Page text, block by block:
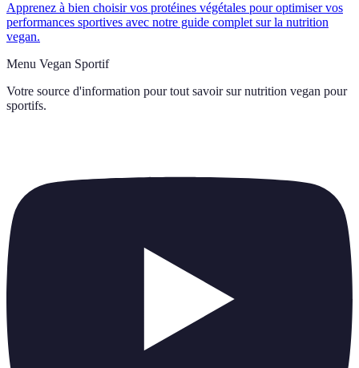
Apprenez à bien choisir vos protéines végétales pour optimiser vos
performances sportives avec notre guide complet sur la nutrition
vegan.
Menu Vegan Sportif
Votre source d'information pour tout savoir sur nutrition vegan pour
sportifs.